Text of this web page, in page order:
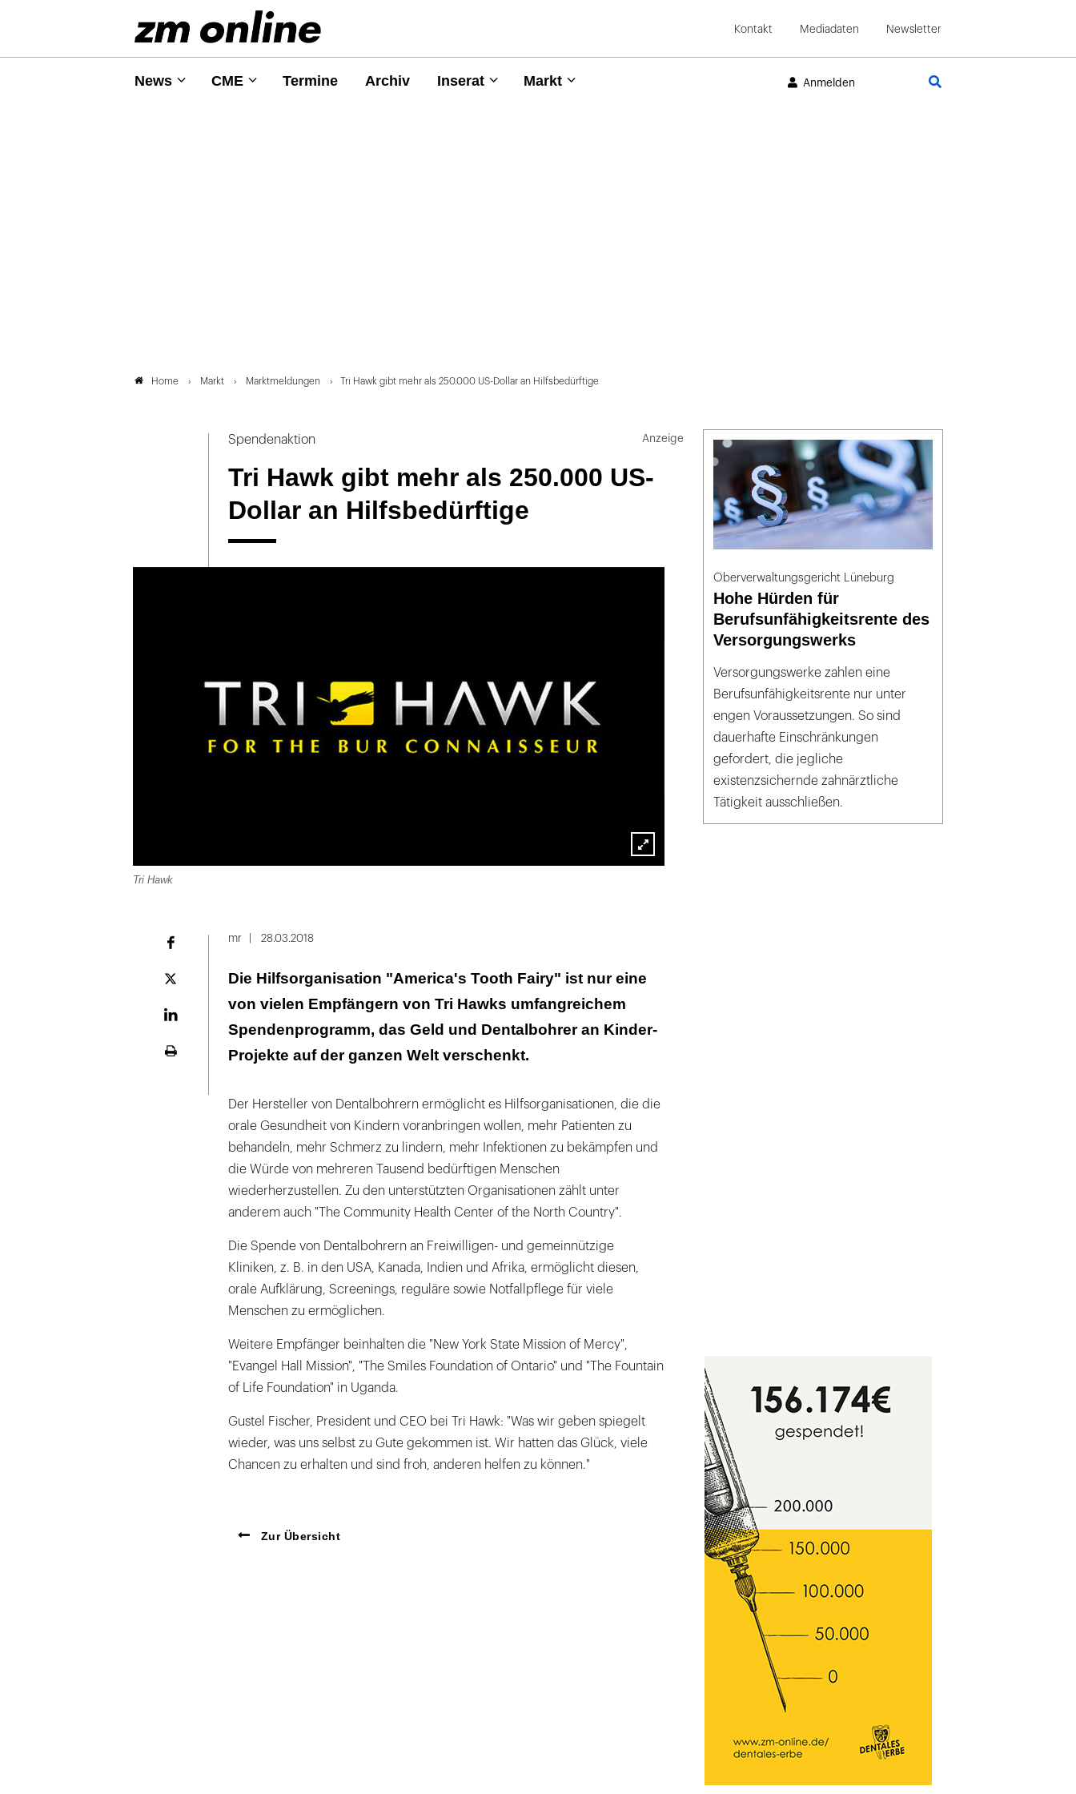
Kontakt Mediadaten Newsletter
News CME Termine Archiv Inserat Markt Anmelden
Home Markt Marktmeldungen Tri Hawk gibt mehr als 250.000 US-Dollar an Hilfsbedürftige
Spendenaktion
Tri Hawk gibt mehr als 250.000 US-
Dollar an Hilfsbedürftige
Lightbox
Tri Hawk
Plattform
mr 28.03.2018
Die Hilfsorganisation "America's Tooth Fairy" ist nur eine
von vielen Empfängern von Tri Hawks umfangreichem
Spendenprogramm, das Geld und Dentalbohrer an Kinder-
Projekte auf der ganzen Welt verschenkt.
Der Hersteller von Dentalbohrern ermöglicht es Hilfsorganisationen, die die
orale Gesundheit von Kindern voranbringen wollen, mehr Patienten zu
behandeln, mehr Schmerz zu lindern, mehr Infektionen zu bekämpfen und
die Würde von mehreren Tausend bedürftigen Menschen
wiederherzustellen. Zu den unterstützten Organisationen zählt unter
anderem auch "The Community Health Center of the North Country".
Die Spende von Dentalbohrern an Freiwilligen- und gemeinnützige
Kliniken, z. B. in den USA, Kanada, Indien und Afrika, ermöglicht diesen,
orale Aufklärung, Screenings, reguläre sowie Notfallpflege für viele
Menschen zu ermöglichen.
Weitere Empfänger beinhalten die "New York State Mission of Mercy",
"Evangel Hall Mission", "The Smiles Foundation of Ontario" und "The Fountain
of Life Foundation" in Uganda.
Gustel Fischer, President und CEO bei Tri Hawk: "Was wir geben spiegelt
wieder, was uns selbst zu Gute gekommen ist. Wir hatten das Glück, viele
Chancen zu erhalten und sind froh, anderen helfen zu können."
Zur Übersicht
Oberverwaltungsgericht Lüneburg
Hohe Hürden für
Berufsunfähigkeitsrente des
Versorgungswerks
Versorgungswerke zahlen eine
Berufsunfähigkeitsrente nur unter
engen Voraussetzungen. So sind
dauerhafte Einschränkungen
gefordert, die jegliche
existenzsichernde zahnärztliche
Tätigkeit ausschließen.